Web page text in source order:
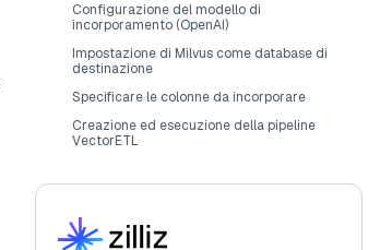
Configurazione del modello di
incorporamento (OpenAI)
Impostazione di Milvus come database di
destinazione
Specificare le colonne da incorporare
Creazione ed esecuzione della pipeline
VectorETL